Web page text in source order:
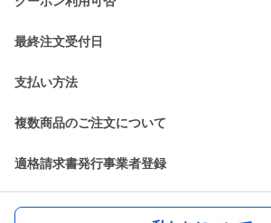
最終注文受付日
支払い方法
複数商品のご注文について
適格請求書発行事業者登録